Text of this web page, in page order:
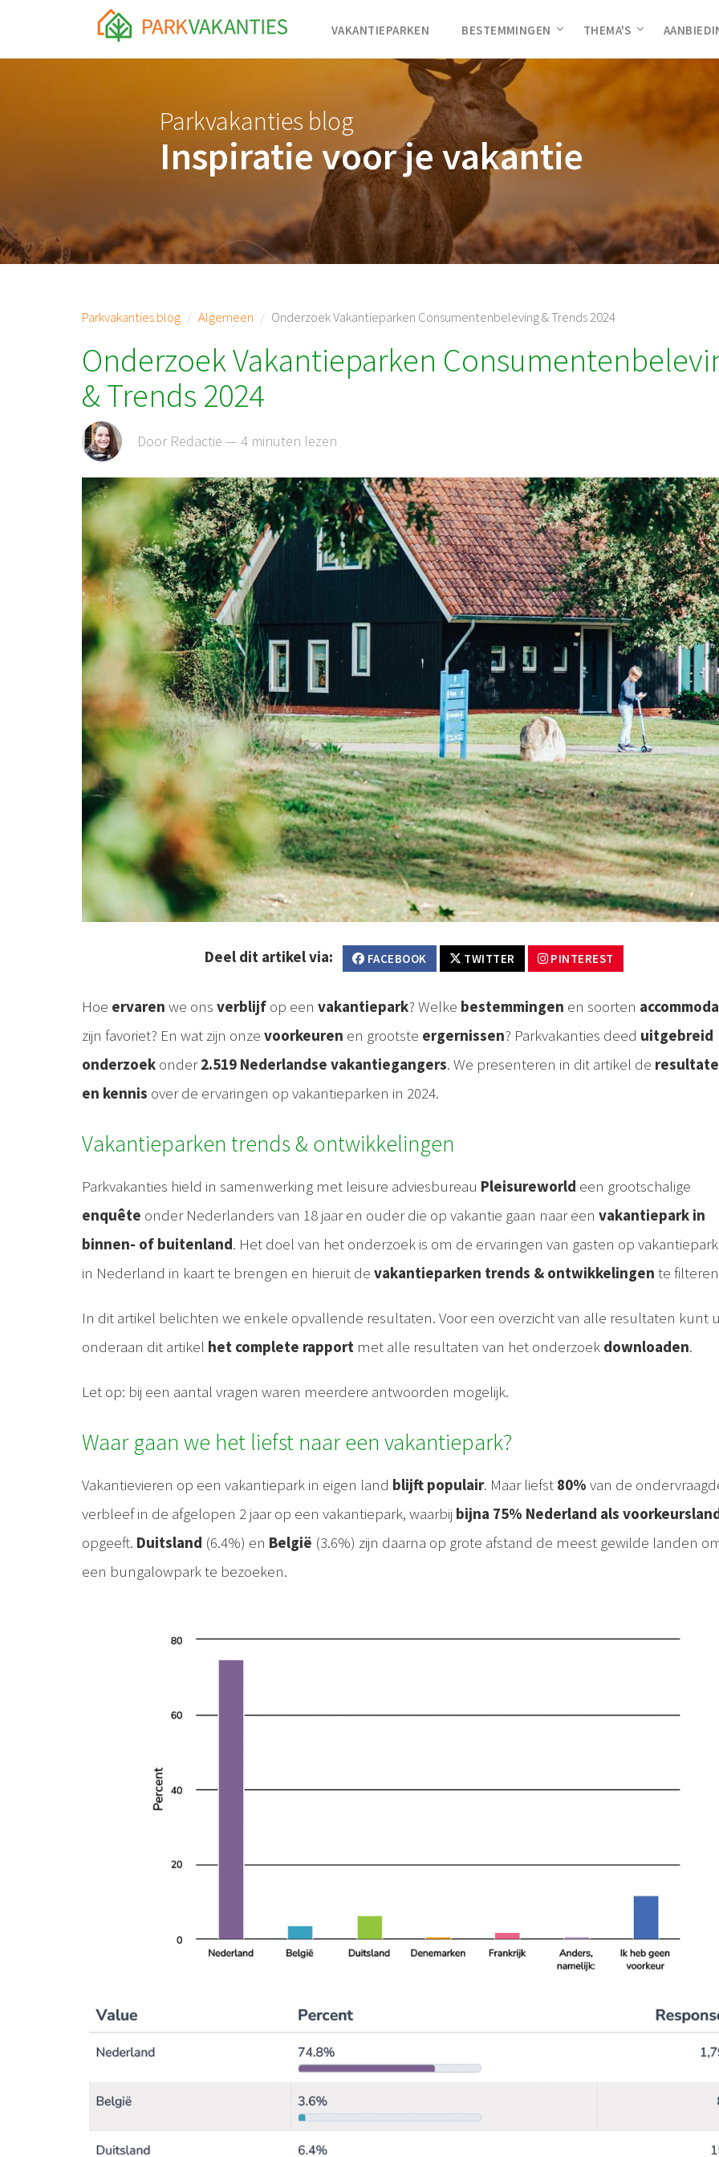
VAKANTIEPARKEN BESTEMMINGEN THEMA'S
Parkvakanties blog
Inspiratie voor je vakantie
Parkvakanties blog Algemeen Onderzoek Vakantieparken Consumentenbeleving & Trends 2024
Onderzoek Vakantieparken
& Trends 2024
Door Redactie — 4 minuten lezen
Deel dit artikel via: FACEBOOK TWITTER PINTEREST
Hoe ervaren we ons verblijf op een vakantiepark? Welke bestemmingen en soorten
zijn favoriet? En wat zijn onze voorkeuren en grootste ergernissen? Parkvakanties deed uitgebreid
onderzoek onder2.519 Nederlandse vakantiegangers. We presenteren in dit artikel de
en kennis over de ervaringen op vakantieparken in 2024.
Vakantieparken trends & ontwikkelingen
Parkvakanties hield in samenwerking met leisure adviesbureau Pleisureworld een grootschalige
enquête onder Nederlanders van 18 jaar en ouder die op vakantie gaan naar een vakantiepark in
binnen- of buitenland. Het doel van het onderzoek is om de ervaringen van gasten op
in Nederland in kaart te brengen en hieruit de vakantieparken trends & ontwikkelingen te
In dit artikel belichten we enkele opvallende resultaten. Voor een overzicht van alle resultaten kunt u
onderaan dit artikel het complete rapport met alle resultaten van het onderzoek downloaden.
Let op: bij een aantal vragen waren meerdere antwoorden mogelijk.
Waar gaan we het liefst naar een vakantiepark?
Vakantievieren op een vakantiepark in eigen land blijft populair. Maar liefst 80% van de
verbleef in de afgelopen 2 jaar op een vakantiepark, waarbij bijna 75% Nederland als
opgeeft. Duitsland (6.4%) en België (3.6%) zijn daarna op grote afstand de meest gewilde landen
een bungalowpark te bezoeken.